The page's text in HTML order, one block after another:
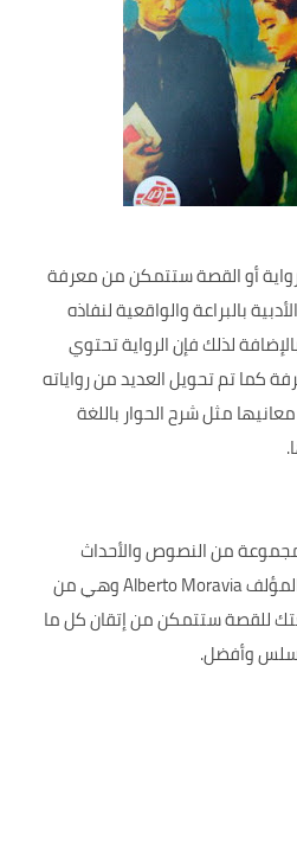
أو القصة ستتمكن من معرفة
بالبراعة والواقعية لنفاذه
لذلك فإن الرواية تحتوي
تم تحويل العديد من رواياته
مثل شرح الحوار باللغة
من النصوص والأحداث
المتنوعة فالرواية هي من المؤلف Alberto Moravia وهي من
للقصة ستتمكن من إتقان كل ما
وأفضل.